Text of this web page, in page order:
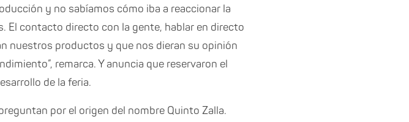
y no sabíamos cómo iba a reaccionar la
El contacto directo con la gente, hablar en directo
nuestros productos y que nos dieran su opinión
remarca. Y anuncia que reservaron el
de la feria.
por el origen del nombre Quinto Zalla.